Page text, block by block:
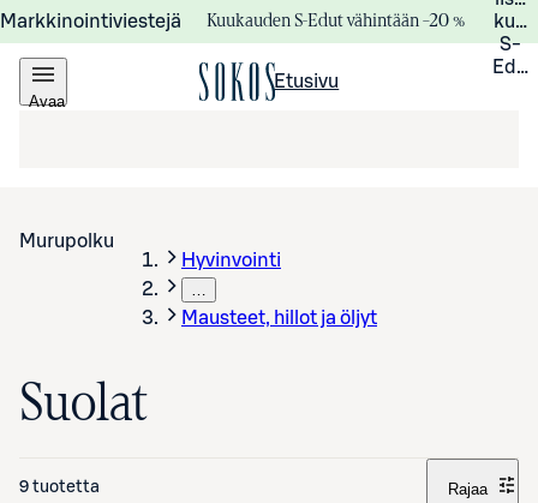
Markkinointiviestejä Kuukauden S-Edut vähintään –20 %
S-
Avaa
Etusivu
Murupolku
Hyvinvointi
…
Mausteet, hillot ja öljyt
Suolat
9 tuotetta Rajaa